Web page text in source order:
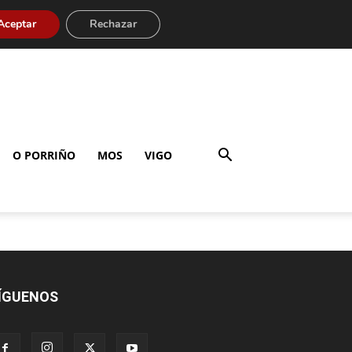
O PORRIÑO MOS VIGO
Rechazar